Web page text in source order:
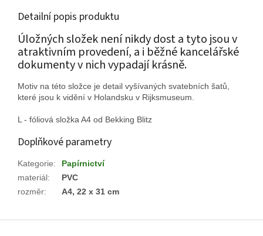
Detailní popis produktu
Úložných složek není nikdy dost a tyto jsou v
atraktivním provedení, a i běžné kancelářské
dokumenty v nich vypadají krásně.
Motiv na této složce je detail vyšívaných svatebních šatů,
které jsou k vidění v Holandsku v Rijksmuseum.
L - fóliová složka A4 od Bekking Blitz
Doplňkové parametry
Kategorie:
Papírnictví
materiál:
PVC
rozměr: A4, 22 x 31 cm
Z